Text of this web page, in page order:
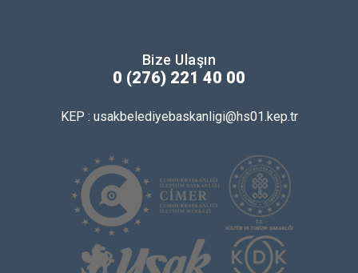
Bize Ulaşın
0 (276) 221 40 00
KEP : usakbelediyebaskanligi@hs01.kep.tr